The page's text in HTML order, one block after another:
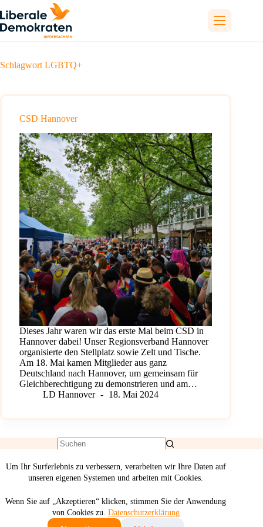
Inhalt
springen
Um Ihr Surferlebnis zu verbessern, verarbeiten wir Ihre Daten auf
unseren eigenen Systemen und arbeiten mit Cookies.
Wenn Sie auf „Akzeptieren“ klicken, stimmen Sie der Anwendung
von Cookies zu. Datenschutzerklärung
Schlagwort LGBTQ+
CSD Hannover
Dieses Jahr waren wir das erste Mal beim CSD in
Hannover dabei! Unser Regionsverband Hannover
organisierte den Stellplatz sowie Zelt und Tische.
Am 18. Mai kamen Mitglieder aus ganz
Deutschland nach Hannover, um gemeinsam für
Gleichberechtigung zu demonstrieren und am…
LD Hannover
18. Mai 2024
Deutsch